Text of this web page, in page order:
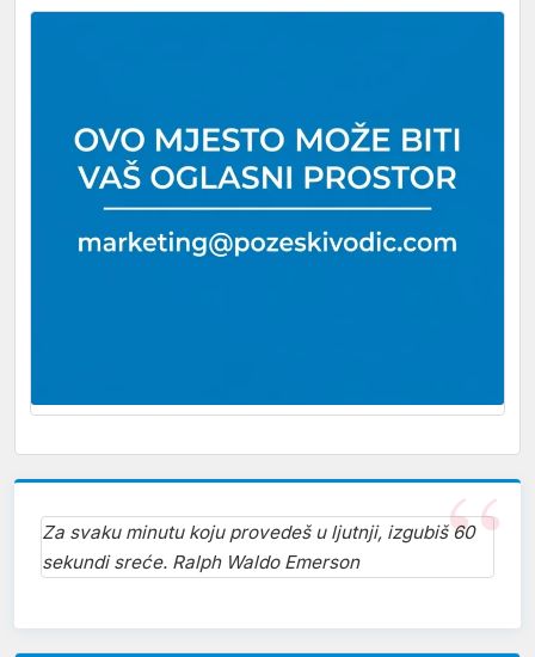
Za svaku minutu koju provedeš u ljutnji, izgubiš 60
sekundi sreće. Ralph Waldo Emerson